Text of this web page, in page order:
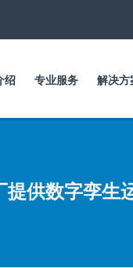
到
要
内
绍 专业服务 解决方
供数字孪生